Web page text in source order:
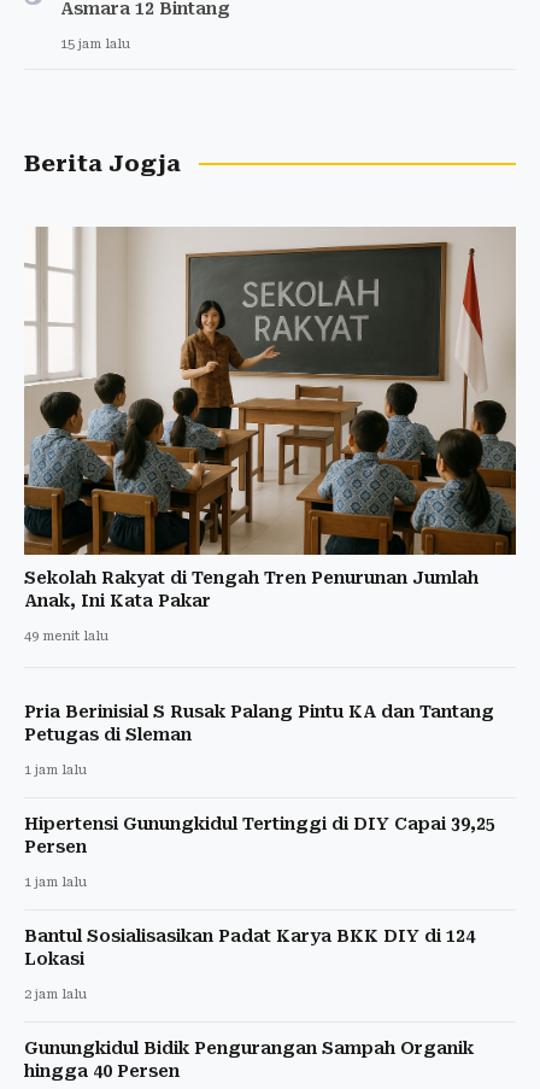
Asmara 12 Bintang
15 jam lalu
Berita Jogja
Sekolah Rakyat di Tengah Tren Penurunan Jumlah
Anak, Ini Kata Pakar
49 menit lalu
Pria Berinisial S Rusak Palang Pintu KA dan Tantang
Petugas di Sleman
1 jam lalu
Hipertensi Gunungkidul Tertinggi di DIY Capai 39,25
Persen
1 jam lalu
Bantul Sosialisasikan Padat Karya BKK DIY di 124
Lokasi
2 jam lalu
Gunungkidul Bidik Pengurangan Sampah Organik
hingga 40 Persen